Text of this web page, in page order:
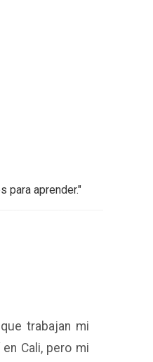
para aprender."
trabajan mi
Cali, pero mi